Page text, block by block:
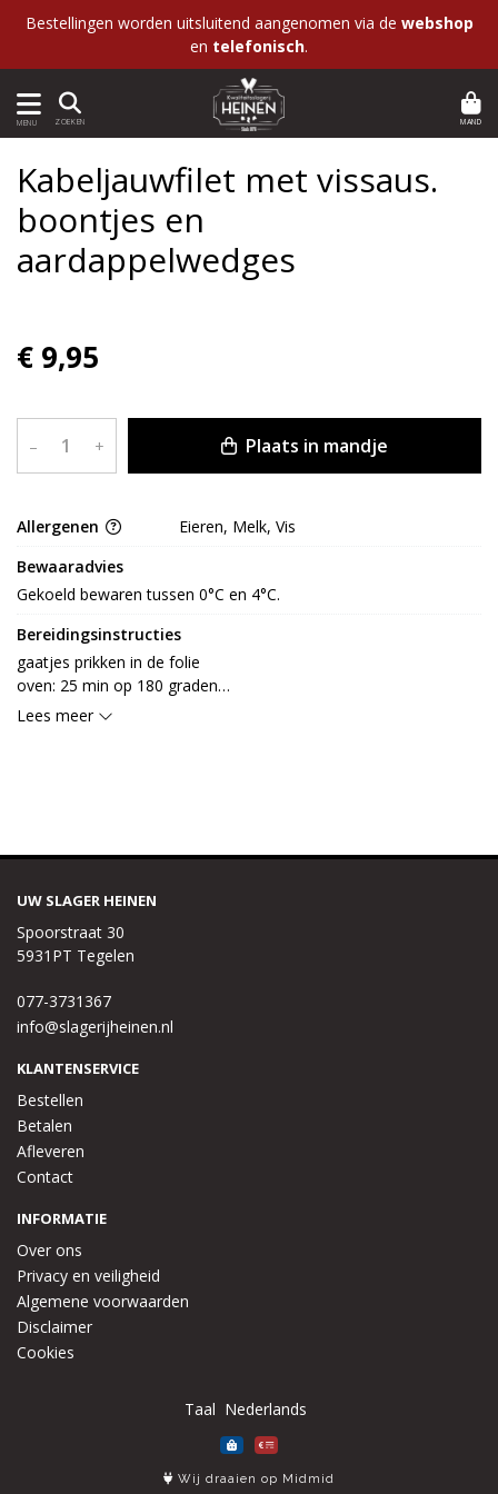
Bestellingen worden uitsluitend aangenomen via de webshop
en telefonisch.
MENU ZOEKEN MAND
Kabeljauwfilet met vissaus.
boontjes en
aardappelwedges
€ 9,95
– + Plaats in mandje
Allergenen
Eieren, Melk, Vis
Bewaaradvies
Gekoeld bewaren tussen 0°C en 4°C.
Bereidingsinstructies
gaatjes prikken in de folie
oven: 25 min op 180 graden
magnetron: 6 min op 750 watt
Lees meer
UW SLAGER HEINEN
Spoorstraat 30
5931PT Tegelen
077-3731367
info@slagerijheinen.nl
KLANTENSERVICE
Bestellen
Betalen
Afleveren
Contact
INFORMATIE
Over ons
Privacy en veiligheid
Algemene voorwaarden
Disclaimer
Cookies
Taal
Wij draaien op Midmid